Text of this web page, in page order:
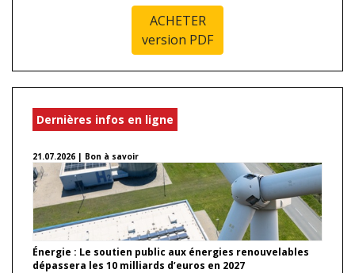
ACHETER
version PDF
Dernières infos en ligne
21.07.2026 | Bon à savoir
Énergie : Le soutien public aux énergies renouvelables
dépassera les 10 milliards d’euros en 2027